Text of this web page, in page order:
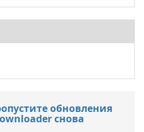
обновления
снова